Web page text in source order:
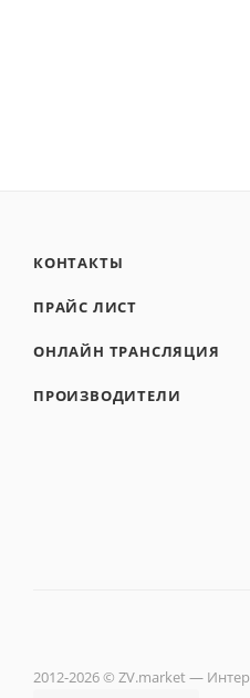
КОНТАКТЫ
ПРАЙС ЛИСТ
ОНЛАЙН ТРАНСЛЯЦИЯ
ПРОИЗВОДИТЕЛИ
2012-2026 © ZV.market —